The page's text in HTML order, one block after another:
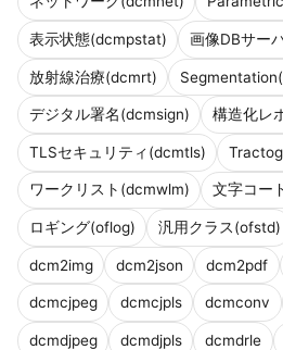
表示状態(dcmpstat) 画像DBサー
放射線治療(dcmrt)
デジタル署名(dcmsign) 構造化レ
TLSセキュリティ(dcmtls)
ワークリスト(dcmwlm) 文字コー
ロギング(oflog) 汎用クラス(ofstd)
dcm2img dcm2json dcm2pdf
dcmcjpeg dcmcjpls dcmconv
dcmdjpeg dcmdjpls dcmdrle